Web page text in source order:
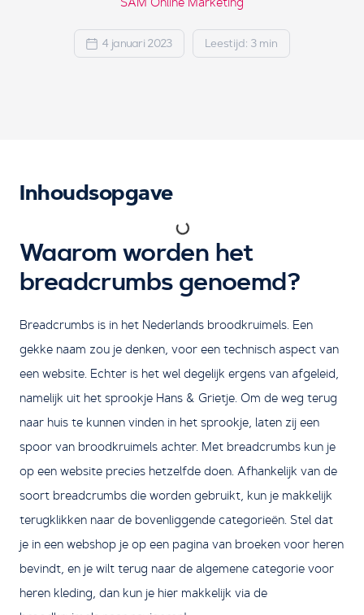
4 januari 2023 Leestijd: 3 min
Waarom worden het
breadcrumbs genoemd?
Breadcrumbs is in het Nederlands broodkruimels. Een
gekke naam zou je denken, voor een technisch aspect van
een website. Echter is het wel degelijk ergens van afgeleid,
namelijk uit het sprookje Hans & Grietje. Om de weg terug
naar huis te kunnen vinden in het sprookje, laten zij een
spoor van broodkruimels achter. Met breadcrumbs kun je
op een website precies hetzelfde doen. Afhankelijk van de
soort breadcrumbs die worden gebruikt, kun je makkelijk
terugklikken naar de bovenliggende categorieën. Stel dat
je in een webshop je op een pagina van broeken voor heren
bevindt, en je wilt terug naar de algemene categorie voor
heren kleding, dan kun je hier makkelijk via de
Inhoudsopgave